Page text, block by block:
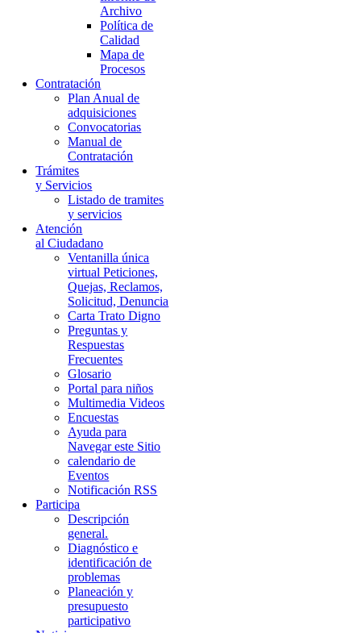
Archivo
Política de
Calidad
Mapa de
Procesos
Contratación
Plan Anual de
adquisiciones
Convocatorias
Manual de
Contratación
Trámites
y Servicios
Listado de tramites
y servicios
Atención
al Ciudadano
Ventanilla única
virtual Peticiones,
Quejas, Reclamos,
Solicitud, Denuncia
Carta Trato Digno
Preguntas y
Respuestas
Frecuentes
Glosario
Portal para niños
Multimedia Videos
Encuestas
Ayuda para
Navegar este Sitio
calendario de
Eventos
Notificación RSS
Participa
Descripción
general.
Diagnóstico e
identificación de
problemas
Planeación y
presupuesto
participativo